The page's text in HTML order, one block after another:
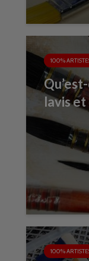
100%
lavis et
100%